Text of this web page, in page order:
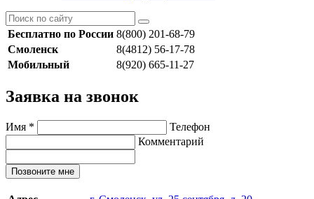
Бесплатно по России 8(800) 201-68-79
Смоленск
8(4812) 56-17-78
Мобильный
8(920) 665-11-27
Заявка на звонок
Имя *
Телефон
Комментарий
Позвоните мне